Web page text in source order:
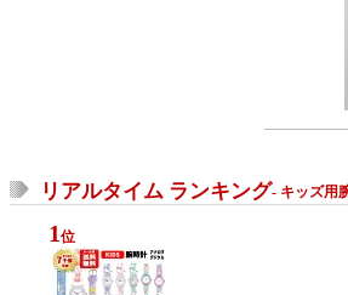
リアルタイム ランキング- キッズ用
1 位